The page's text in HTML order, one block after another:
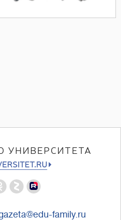
УНИВЕРСИТЕТА
family.ru